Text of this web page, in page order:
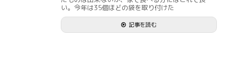
い。今年は35個ほどの袋を取り付けた
記事を読む